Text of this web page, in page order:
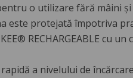
o utilizare fără mâini
este protejată împotriva
RECHARGEABLE cu
a nivelului de